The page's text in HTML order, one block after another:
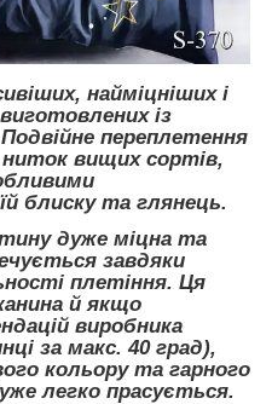
найміцніших і
із
переплетення
вищих сортів,
блиску та глянець.
дуже міцна та
завдяки
плетіння. Ця
й якщо
виробника
за макс. 40 град),
кольору та гарного
легко прасується.